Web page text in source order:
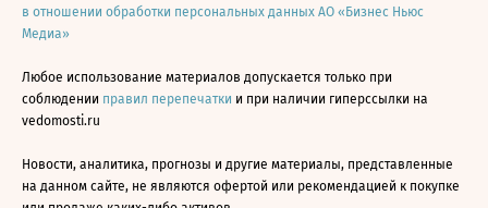
в отношении обработки персональных данных АО «Бизнес Ньюс
Медиа»
Любое использование материалов допускается только при
соблюдении правил перепечатки и при наличии гиперссылки на
vedomosti.ru
Новости, аналитика, прогнозы и другие материалы, представленные
на данном сайте, не являются офертой или рекомендацией к покупке